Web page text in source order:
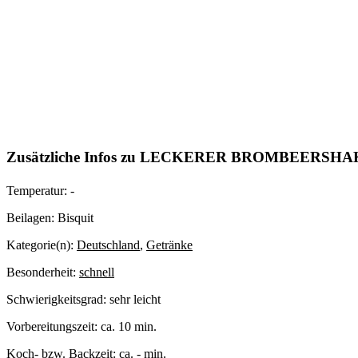
Zusätzliche Infos zu LECKERER
Temperatur: -
Beilagen: Bisquit
Kategorie(n): Deutschland, Getränke
Besonderheit: schnell
Schwierigkeitsgrad: sehr leicht
Vorbereitungszeit: ca. 10 min.
Koch- bzw. Backzeit: ca. - min.